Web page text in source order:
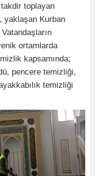
toplayan
yaklaşan Kurban
ortamlarda
kapsamında;
pencere temizliği,
temizliği